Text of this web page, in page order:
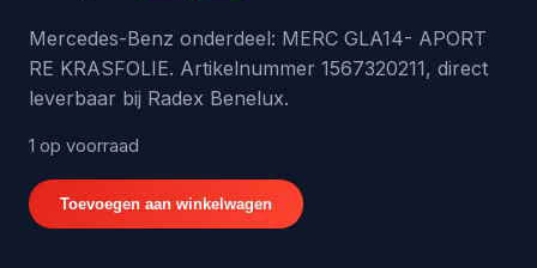
prijs
was:
prijs
is:
Mercedes-Benz onderdeel: MERC GLA14- APORT
RE KRASFOLIE. Artikelnummer 1567320211, direct
leverbaar bij Radex Benelux.
1 op voorraad
MERC
GLA14-
Toevoegen aan winkelwagen